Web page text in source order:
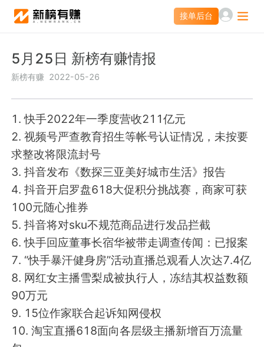
接单后台
5月25日 新榜有赚情报
新榜有赚 2022-05-26
1. 快手2022年一季度营收211亿元
2. 视频号严查教育招生等帐号认证情况，未按要
求整改将限流封号
3. 抖音发布《数探三亚美好城市生活》报告
4. 抖音开启罗盘618大促积分挑战赛，商家可获
100元随心推券
5. 抖音将对sku不规范商品进行发品拦截
6. 快手回应董事长宿华被带走调查传闻：已报案
7. “快手暴汗健身房”活动直播总观看人次达7.4亿
8. 网红女主播雪梨成被执行人，冻结其权益数额
90万元
9. 15位作家联合起诉知网侵权
10. 淘宝直播618面向各层级主播新增百万流量
接单后台
营销服务
素人推广 营销智库
小红书聚光投放 爆文灵感库
热门服务
APP新媒体推广 文旅新媒体营销
小红书素人推广
流量赚钱